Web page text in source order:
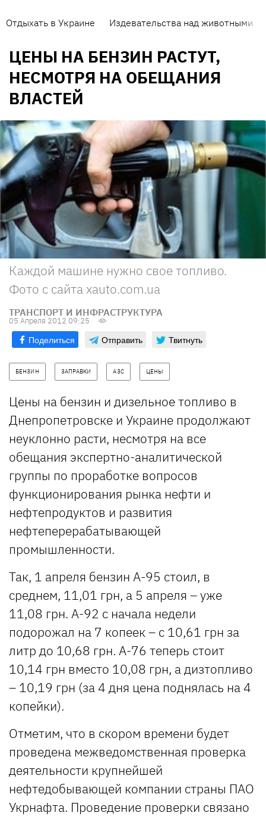
Отдыхать в Украине Издевательства над животными
ЦЕНЫ НА БЕНЗИН РАСТУТ,
НЕСМОТРЯ НА ОБЕЩАНИЯ
ВЛАСТЕЙ
Каждой машине нужно свое топливо.
Фото с сайта xauto.com.ua
ТРАНСПОРТ И ИНФРАСТРУКТУРА
05 Апреля 2012 09:25
Поделиться Отправить Твитнуть
БЕНЗИН ЗАПРАВКИ АЗС ЦЕНЫ
Цены на бензин и дизельное топливо в
Днепропетровске и Украине продолжают
неуклонно расти, несмотря на все
обещания экспертно-аналитической
группы по проработке вопросов
функционирования рынка нефти и
нефтепродуктов и развития
нефтеперерабатывающей
промышленности.
Так, 1 апреля бензин А-95 стоил, в
среднем, 11,01 грн, а 5 апреля – уже
11,08 грн. А-92 с начала недели
подорожал на 7 копеек – с 10,61 грн за
литр до 10,68 грн. А-76 теперь стоит
10,14 грн вместо 10,08 грн, а дизтопливо
– 10,19 грн (за 4 дня цена поднялась на 4
копейки).
Отметим, что в скором времени будет
проведена межведомственная проверка
деятельности крупнейшей
нефтедобывающей компании страны ПАО
Укрнафта. Проведение проверки связано